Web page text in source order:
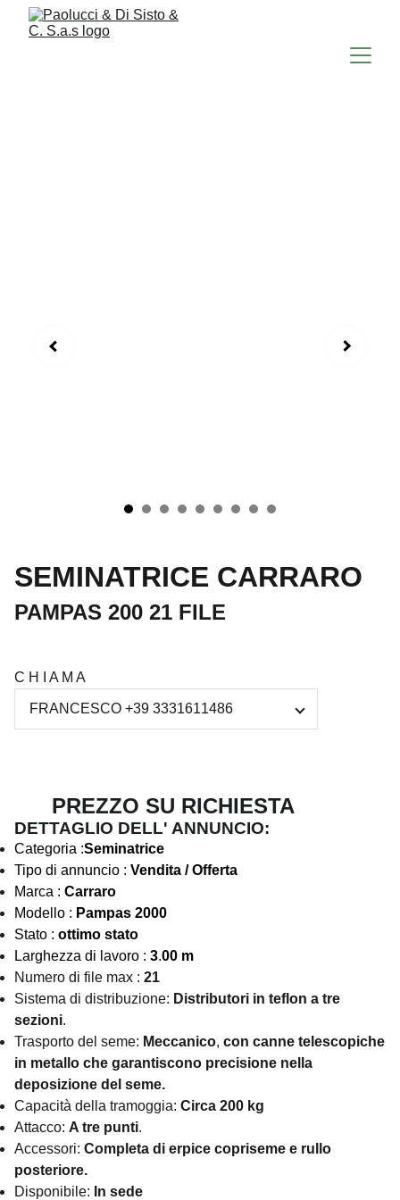
SEMINATRICE CARRARO
PAMPAS 200 21 FILE
C H I A M A
PREZZO SU RICHIESTA
DETTAGLIO DELL' ANNUNCIO:
Categoria :Seminatrice
Tipo di annuncio : Vendita / Offerta
Marca : Carraro
Modello : Pampas 2000
Stato : ottimo stato
Larghezza di lavoro : 3.00 m
Numero di file max : 21
Sistema di distribuzione: Distributori in teflon a tre
sezioni.
Trasporto del seme: Meccanico, con canne telescopiche
in metallo che garantiscono precisione nella
deposizione del seme.
Capacità della tramoggia: Circa 200 kg
Attacco: A tre punti.
Accessori: Completa di erpice copriseme e rullo
posteriore.
Disponibile: In sede